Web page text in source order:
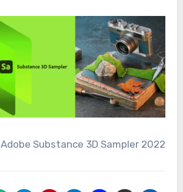
Adobe Substance 3D Sampler 2022